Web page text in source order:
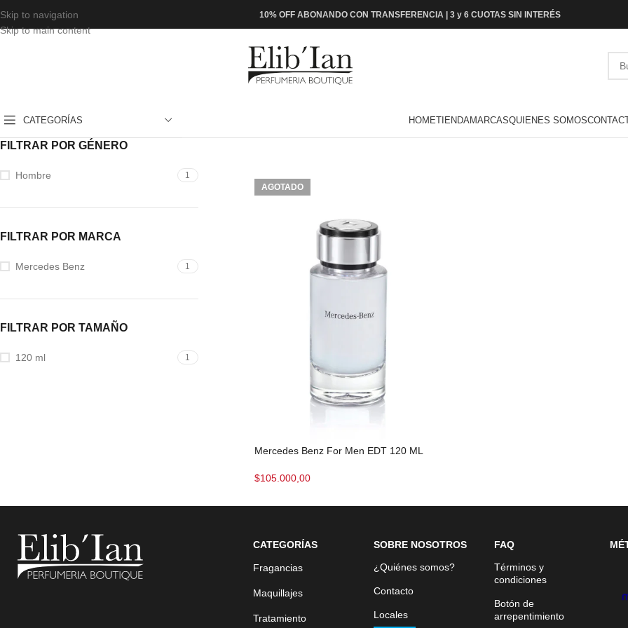
Skip to navigation
Skip to main content
10% OFF ABONANDO CON TRANSFERENCIA | 3 y 6 CUOTAS SIN INTERÉS
CATEGORÍAS HOMETIENDAMARCASQUIENES SOMOS
FILTRAR POR GÉNERO
Hombre 1
FILTRAR POR MARCA
Mercedes Benz 1
FILTRAR POR TAMAÑO
120 ml 1
AGOTADO
Mercedes Benz For Men EDT 120 ML
$105.000,00
CATEGORÍAS
Fragancias
Maquillajes
Tratamiento
SOBRE NOSOTROS
¿Quiénes somos?
Contacto
Locales
FAQ
Términos y
condiciones
Botón de
arrepentimiento